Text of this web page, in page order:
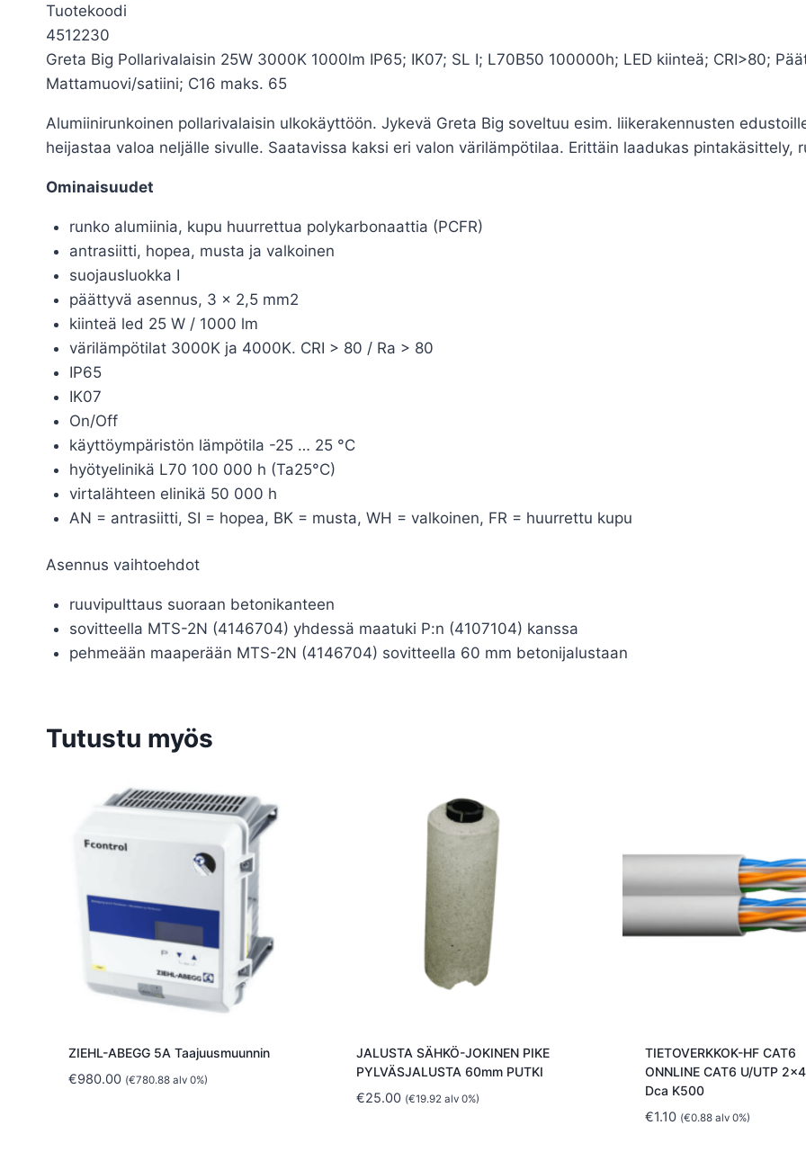
Tuotekoodi
4512230
Greta Big Pollarivalaisin 25W 3000K 1000lm IP65; IK07; SL I; L70B50 100000h; LED kiinteä; CRI>80;
Mattamuovi/satiini; C16 maks. 65
Alumiinirunkoinen pollarivalaisin ulkokäyttöön. Jykevä Greta Big soveltuu esim. liikerakennusten
heijastaa valoa neljälle sivulle. Saatavissa kaksi eri valon värilämpötilaa. Erittäin laadukas pintakäsittely,
Ominaisuudet
runko alumiinia, kupu huurrettua polykarbonaattia (PCFR)
antrasiitti, hopea, musta ja valkoinen
suojausluokka I
päättyvä asennus, 3 x 2,5 mm2
kiinteä led 25 W / 1000 lm
värilämpötilat 3000K ja 4000K. CRI > 80 / Ra > 80
IP65
IK07
On/Off
käyttöympäristön lämpötila -25 … 25 °C
hyötyelinikä L70 100 000 h (Ta25°C)
virtalähteen elinikä 50 000 h
AN = antrasiitti, SI = hopea, BK = musta, WH = valkoinen, FR = huurrettu kupu
Asennus vaihtoehdot
ruuvipulttaus suoraan betonikanteen
sovitteella MTS-2N (4146704) yhdessä maatuki P:n (4107104) kanssa
pehmeään maaperään MTS-2N (4146704) sovitteella 60 mm betonijalustaan
Tutustu myös
ZIEHL-ABEGG 5A Taajuusmuunnin
€980.00 (€780.88alv 0%)
JALUSTA SÄHKÖ-JOKINEN PIKE
PYLVÄSJALUSTA 60mm PUTKI
€25.00 (€19.92 alv 0%)
TIETOVERKKOK-HF CAT6
ONNLINE CAT6 U/UTP
Dca K500
€1.10 (€0.88alv 0%)